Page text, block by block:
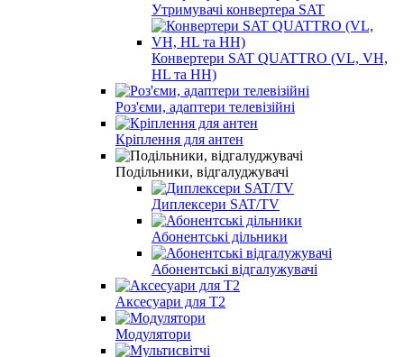
Утримувачі конвертера SAT
Конвертери SAT QUATTRO (VL, VH,
HL та HH)
Роз'єми, адаптери телевізійні
Кріплення для антен
Подільники, відгалуджувачі
Диплексери SAT/TV
Абонентські дільники
Абонентські відгалужувачі
Аксесуари для Т2
Модулятори